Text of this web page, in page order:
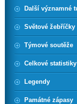
Další významné
Světové žebříčky
Týmové soutěže
Celkové statistiky
Legendy
Památné zápasy